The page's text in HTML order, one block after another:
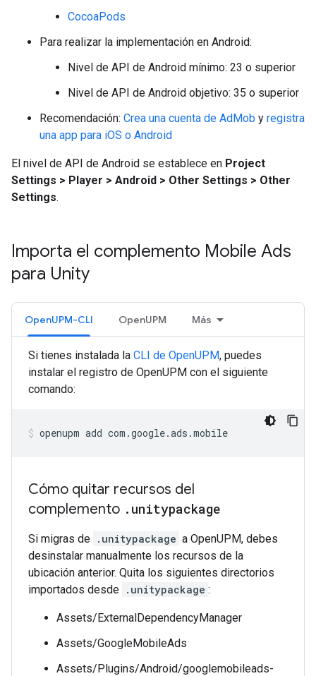
CocoaPods
Para realizar la implementación en Android:
Nivel de API de Android mínimo: 23 o superior
Nivel de API de Android objetivo: 35 o superior
Recomendación: Crea una cuenta de AdMob y registra
una app para iOS o Android
El nivel de API de Android se establece en Project
Settings > Player > Android > Other Settings > Other
Settings.
Importa el complemento Mobile Ads
para Unity
OpenUPM-CLI OpenUPM Más
Si tienes instalada la CLI de OpenUPM, puedes
instalar el registro de OpenUPM con el siguiente
comando:
openupm add com.google.ads.mobile
Cómo quitar recursos del
complemento . unitypackage
Si migras de .unitypackage a OpenUPM, debes
desinstalar manualmente los recursos de la
ubicación anterior. Quita los siguientes directorios
importados desde .unitypackage :
Assets/ExternalDependencyManager
Assets/GoogleMobileAds
Assets/Plugins/Android/googlemobileads-